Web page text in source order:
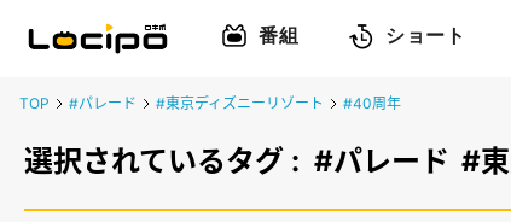
番組 ショート
TOP #パレード #東京ディズニーリゾート #40周年
選択されているタグ : #パレード #